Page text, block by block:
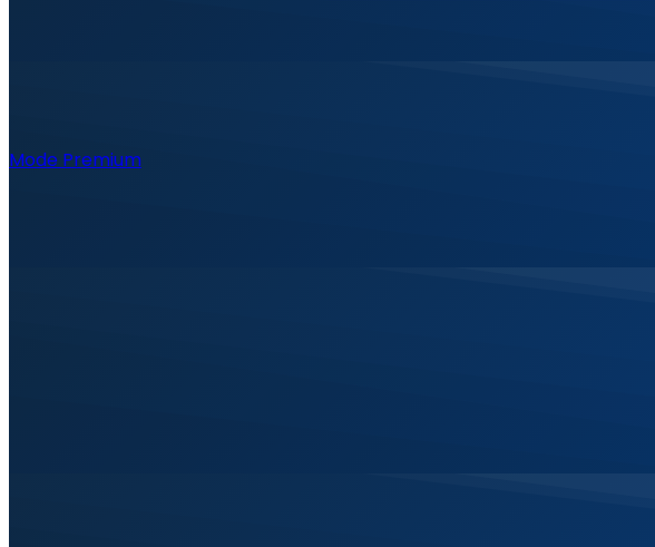
Mode Premium